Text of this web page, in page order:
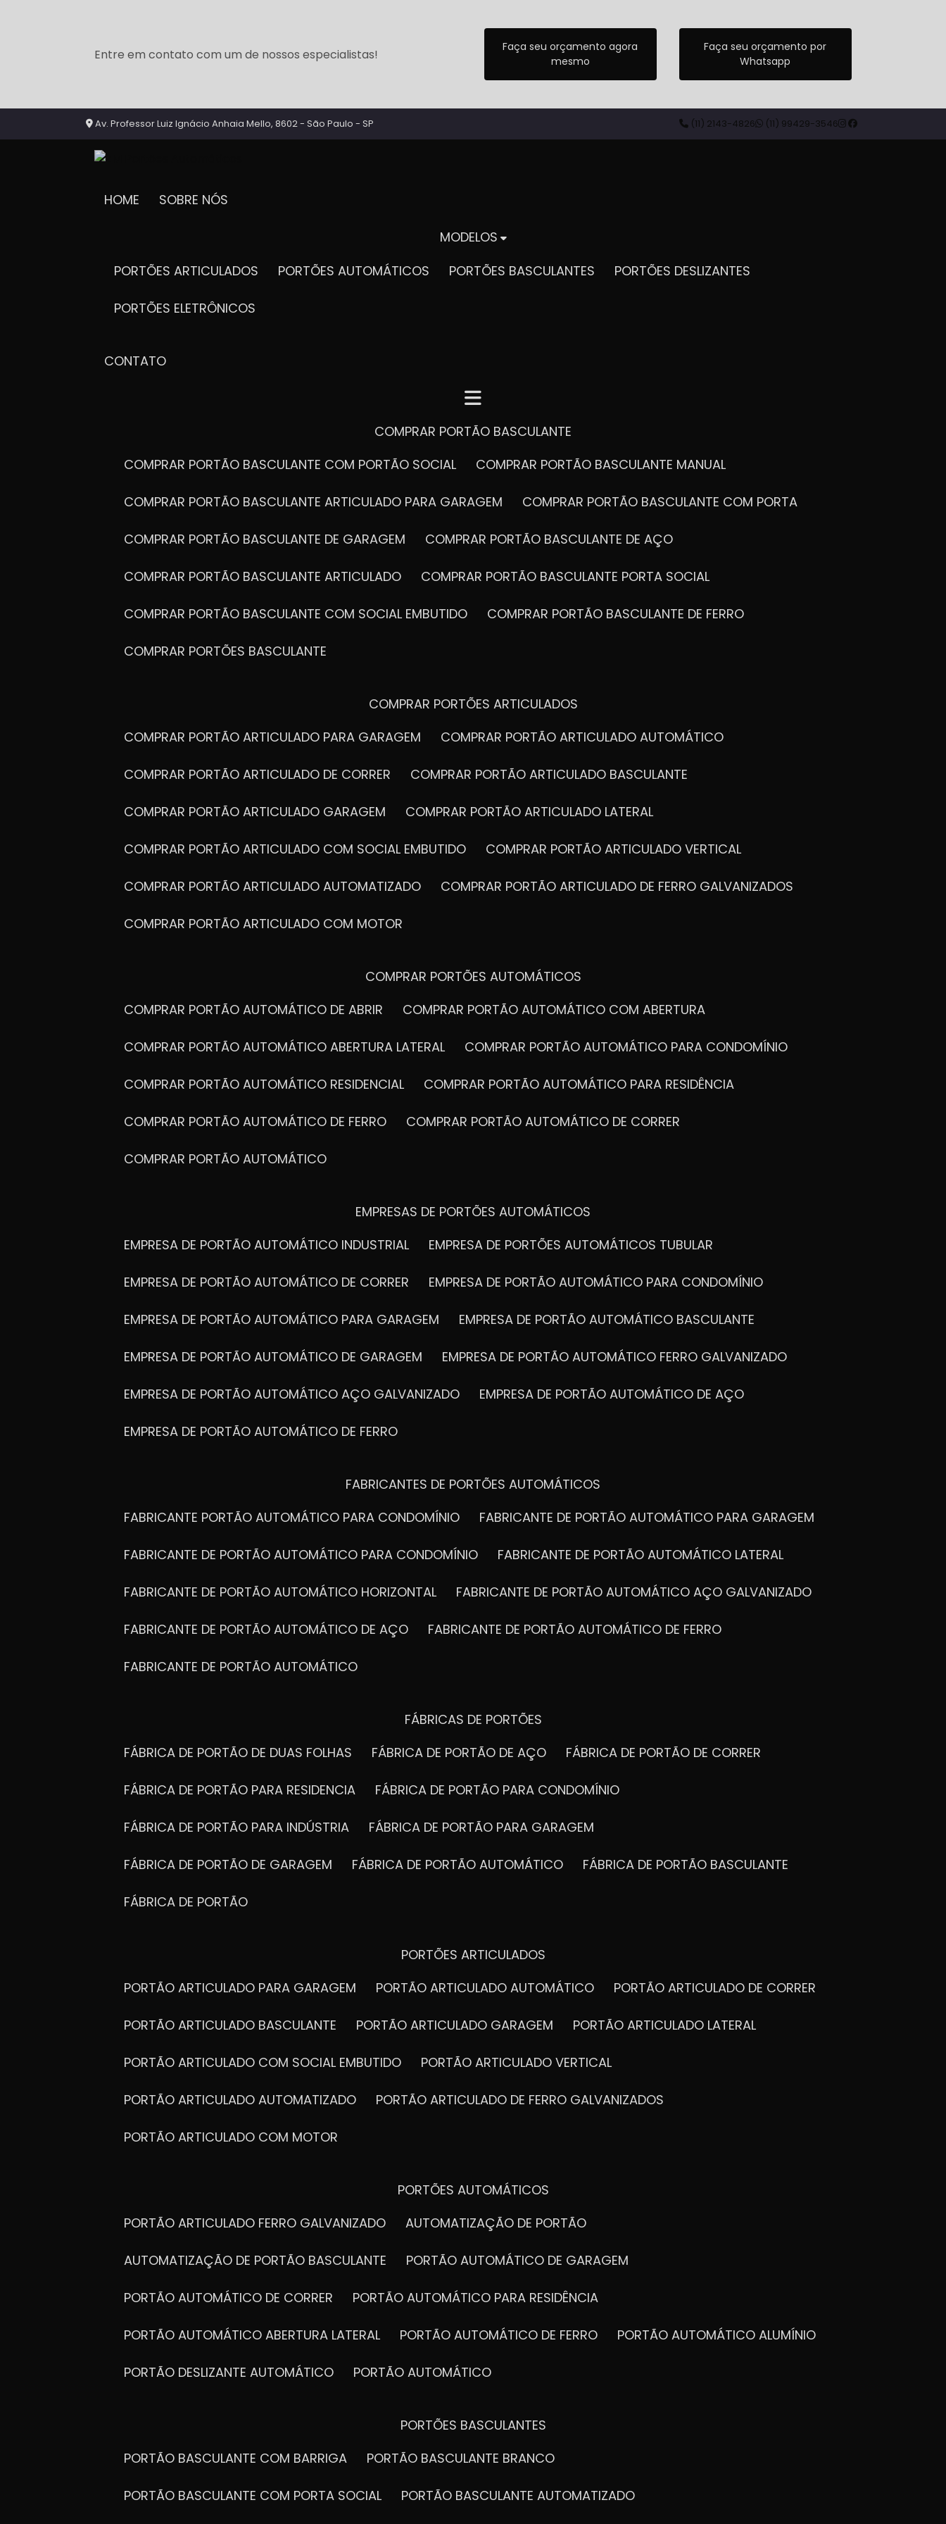
Entre em contato com um de nossos especialistas!
Faça seu orçamento agora
mesmo
Faça seu orçamento por
Whatsapp
Av. Professor Luiz Ignácio Anhaia Mello, 8602 - São Paulo - SP (11) 2143-4826 (11) 99429-3546
HOME SOBRE NÓS
MODELOS
PORTÕES ARTICULADOS
PORTÕES AUTOMÁTICOS PORTÕES BASCULANTES PORTÕES DESLIZANTES
PORTÕES ELETRÔNICOS
CONTATO
COMPRAR PORTÃO BASCULANTE
COMPRAR PORTÃO BASCULANTE COM PORTÃO SOCIAL
COMPRAR PORTÃO BASCULANTE MANUAL
COMPRAR PORTÃO BASCULANTE ARTICULADO PARA GARAGEM COMPRAR PORTÃO BASCULANTE COM PORTA
COMPRAR PORTÃO BASCULANTE DE GARAGEM COMPRAR PORTÃO BASCULANTE DE AÇO
COMPRAR PORTÃO BASCULANTE ARTICULADO COMPRAR PORTÃO BASCULANTE PORTA SOCIAL
COMPRAR PORTÃO BASCULANTE COM SOCIAL EMBUTIDO COMPRAR PORTÃO BASCULANTE DE FERRO
COMPRAR PORTÕES BASCULANTE
COMPRAR PORTÕES ARTICULADOS
COMPRAR PORTÃO ARTICULADO PARA GARAGEM
COMPRAR PORTÃO ARTICULADO AUTOMÁTICO
COMPRAR PORTÃO ARTICULADO DE CORRER COMPRAR PORTÃO ARTICULADO BASCULANTE
COMPRAR PORTÃO ARTICULADO GARAGEM COMPRAR PORTÃO ARTICULADO LATERAL
COMPRAR PORTÃO ARTICULADO COM SOCIAL EMBUTIDO COMPRAR PORTÃO ARTICULADO VERTICAL
COMPRAR PORTÃO ARTICULADO AUTOMATIZADO COMPRAR PORTÃO ARTICULADO DE FERRO GALVANIZADOS
COMPRAR PORTÃO ARTICULADO COM MOTOR
COMPRAR PORTÕES AUTOMÁTICOS
COMPRAR PORTÃO AUTOMÁTICO DE ABRIR
COMPRAR PORTÃO AUTOMÁTICO COM ABERTURA
COMPRAR PORTÃO AUTOMÁTICO ABERTURA LATERAL COMPRAR PORTÃO AUTOMÁTICO PARA CONDOMÍNIO
COMPRAR PORTÃO AUTOMÁTICO RESIDENCIAL COMPRAR PORTÃO AUTOMÁTICO PARA RESIDÊNCIA
COMPRAR PORTÃO AUTOMÁTICO DE FERRO COMPRAR PORTÃO AUTOMÁTICO DE CORRER
COMPRAR PORTÃO AUTOMÁTICO
EMPRESAS DE PORTÕES AUTOMÁTICOS
EMPRESA DE PORTÃO AUTOMÁTICO INDUSTRIAL
EMPRESA DE PORTÕES AUTOMÁTICOS TUBULAR
EMPRESA DE PORTÃO AUTOMÁTICO DE CORRER EMPRESA DE PORTÃO AUTOMÁTICO PARA CONDOMÍNIO
EMPRESA DE PORTÃO AUTOMÁTICO PARA GARAGEM EMPRESA DE PORTÃO AUTOMÁTICO BASCULANTE
EMPRESA DE PORTÃO AUTOMÁTICO DE GARAGEM EMPRESA DE PORTÃO AUTOMÁTICO FERRO GALVANIZADO
EMPRESA DE PORTÃO AUTOMÁTICO AÇO GALVANIZADO EMPRESA DE PORTÃO AUTOMÁTICO DE AÇO
EMPRESA DE PORTÃO AUTOMÁTICO DE FERRO
FABRICANTES DE PORTÕES AUTOMÁTICOS
FABRICANTE PORTÃO AUTOMÁTICO PARA CONDOMÍNIO
FABRICANTE DE PORTÃO AUTOMÁTICO PARA GARAGEM
FABRICANTE DE PORTÃO AUTOMÁTICO PARA CONDOMÍNIO FABRICANTE DE PORTÃO AUTOMÁTICO LATERAL
FABRICANTE DE PORTÃO AUTOMÁTICO HORIZONTAL FABRICANTE DE PORTÃO AUTOMÁTICO AÇO GALVANIZADO
FABRICANTE DE PORTÃO AUTOMÁTICO DE AÇO FABRICANTE DE PORTÃO AUTOMÁTICO DE FERRO
FABRICANTE DE PORTÃO AUTOMÁTICO
FÁBRICAS DE PORTÕES
FÁBRICA DE PORTÃO DE DUAS FOLHAS
FÁBRICA DE PORTÃO DE AÇO FÁBRICA DE PORTÃO DE CORRER
FÁBRICA DE PORTÃO PARA RESIDENCIA FÁBRICA DE PORTÃO PARA CONDOMÍNIO
FÁBRICA DE PORTÃO PARA INDÚSTRIA FÁBRICA DE PORTÃO PARA GARAGEM
FÁBRICA DE PORTÃO DE GARAGEM FÁBRICA DE PORTÃO AUTOMÁTICO FÁBRICA DE PORTÃO BASCULANTE
FÁBRICA DE PORTÃO
PORTÕES ARTICULADOS
PORTÃO ARTICULADO PARA GARAGEM
PORTÃO ARTICULADO AUTOMÁTICO PORTÃO ARTICULADO DE CORRER
PORTÃO ARTICULADO BASCULANTE PORTÃO ARTICULADO GARAGEM PORTÃO ARTICULADO LATERAL
PORTÃO ARTICULADO COM SOCIAL EMBUTIDO PORTÃO ARTICULADO VERTICAL
PORTÃO ARTICULADO AUTOMATIZADO PORTÃO ARTICULADO DE FERRO GALVANIZADOS
PORTÃO ARTICULADO COM MOTOR
PORTÕES AUTOMÁTICOS
PORTÃO ARTICULADO FERRO GALVANIZADO
AUTOMATIZAÇÃO DE PORTÃO
AUTOMATIZAÇÃO DE PORTÃO BASCULANTE PORTÃO AUTOMÁTICO DE GARAGEM
PORTÃO AUTOMÁTICO DE CORRER PORTÃO AUTOMÁTICO PARA RESIDÊNCIA
PORTÃO AUTOMÁTICO ABERTURA LATERAL PORTÃO AUTOMÁTICO DE FERRO PORTÃO AUTOMÁTICO ALUMÍNIO
PORTÃO DESLIZANTE AUTOMÁTICO PORTÃO AUTOMÁTICO
PORTÕES BASCULANTES
PORTÃO BASCULANTE COM BARRIGA
PORTÃO BASCULANTE BRANCO
PORTÃO BASCULANTE COM PORTA SOCIAL PORTÃO BASCULANTE AUTOMATIZADO